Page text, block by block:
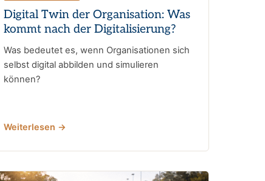
Digital Twin der Organisation: Was
kommt nach der Digitalisierung?
Was bedeutet es, wenn Organisationen sich
selbst digital abbilden und simulieren
können?
Weiterlesen →